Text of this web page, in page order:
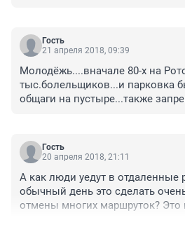
города.Посмотреть этот
родители с
позаботился о о том, как они
Гость
21 апреля 2018, 09:39
Молодёжь....вначале 80-х на
тыс.болельщиков...и парковка
общаги на пустыре...также
стадион"...на эти мелочи не
....все балдели от игры родной
хоть до Луны, а не до
Гость
20 апреля 2018, 21:11
А как люди уедут в отдаленные
обычный день это сделать
отмены многих маршруток? Это